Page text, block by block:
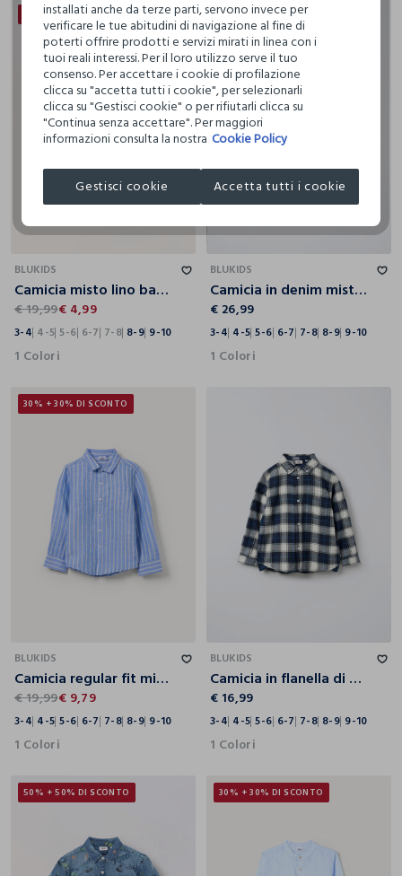
50% + 50% DI SCONTO
3-4 4-5 5-6 6-7 7-8 8-9 9-10
BLUKIDS
Camicia misto lino bambino
€ 19,99€ 4,99
3-4 4-5 5-6 6-7 7-8 8-9 9-10
1 Colori
3-4 4-5 5-6 6-7 7-8 8-9 9-10
BLUKIDS
Camicia in denim misto cotone Fit Regular bambino
€ 26,99
3-4 4-5 5-6 6-7 7-8 8-9 9-10
1 Colori
30% + 30% DI SCONTO
BLUKIDS
Camicia regular fit misto lino bambino
€ 19,99€ 9,79
3-4 4-5 5-6 6-7 7-8 8-9 9-10
1 Colori
BLUKIDS
Camicia in flanella di puro cotone con colletto botton down Fit Regular bambino
€ 16,99
3-4 4-5 5-6 6-7 7-8 8-9 9-10
1 Colori
50% + 50% DI SCONTO 30% + 30% DI SCONTO
installati anche da terze parti, servono invece per
verificare le tue abitudini di navigazione al fine di
poterti offrire prodotti e servizi mirati in linea con i
tuoi reali interessi. Per il loro utilizzo serve il tuo
consenso. Per accettare i cookie di profilazione
clicca su "accetta tutti i cookie", per selezionarli
clicca su "Gestisci cookie" o per rifiutarli clicca su
"Continua senza accettare". Per maggiori
informazioni consulta la nostra Cookie Policy
Gestisci cookie Accetta tutti i cookie